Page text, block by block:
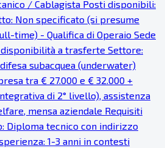
/ Cablagista Posti disponibili:
Non specificato (si presume
time) - Qualifica di Operaio Sede
a trasferte Settore:
subacquea (underwater)
tra € 27.000 e € 32.000 +
di 2° livello), assistenza
mensa aziendale Requisiti
Diploma tecnico con indirizzo
1-3 anni in contesti